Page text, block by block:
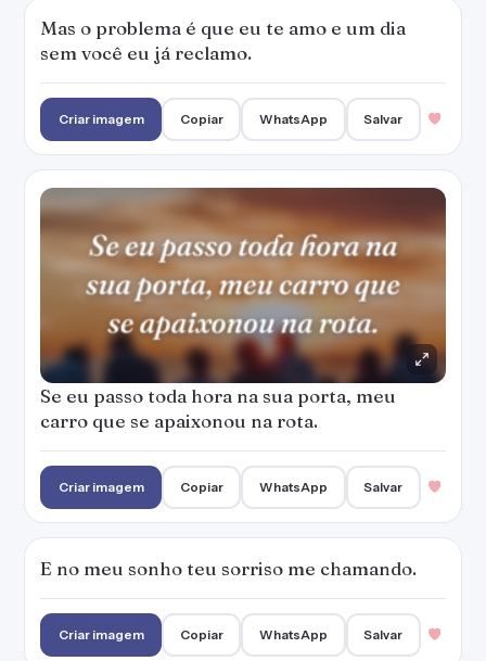
Mas o problema é que eu te amo e um dia
sem você eu já reclamo.
Criar imagem Copiar WhatsApp Salvar
Se eu passo toda hora na sua porta, meu
carro que se apaixonou na rota.
Criar imagem Copiar WhatsApp Salvar
E no meu sonho teu sorriso me chamando.
Criar imagem Copiar WhatsApp Salvar